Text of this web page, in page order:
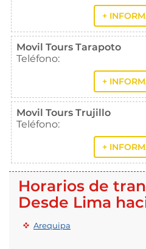
+
Movil Tours Tarapoto
Teléfono:
+
Movil Tours Trujillo
Teléfono:
+
Horarios de
Desde Lima
Arequipa